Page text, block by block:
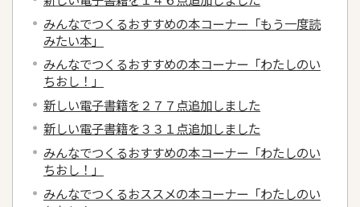
みんなでつくるおすすめの本コーナー「もう一度読
みたい本」
みんなでつくるおすすめの本コーナー「わたしのい
ちおし！」
新しい電子書籍を２７７点追加しました
新しい電子書籍を３３１点追加しました
みんなでつくるおすすめの本コーナー「わたしのい
ちおし！」
みんなでつくるおススメの本コーナー「わたしのい